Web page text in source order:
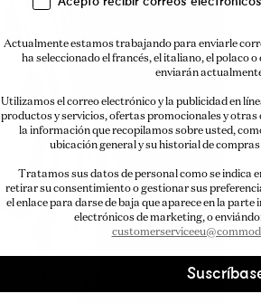
Actualmente estamos trabajando para enviarle
ha seleccionado el francés, el italiano, el polaco
enviarán
Utilizamos el correo electrónico y la publicidad en
productos y servicios, ofertas promocionales y
la información que recopilamos sobre usted,
ubicación general y su historial de
Tratamos sus datos de personal como se indica
retirar su consentimiento o gestionar sus
el enlace para darse de baja que aparece en la
electrónicos de marketing, o